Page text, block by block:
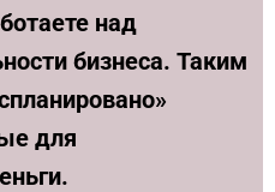
над
бизнеса. Таким
для